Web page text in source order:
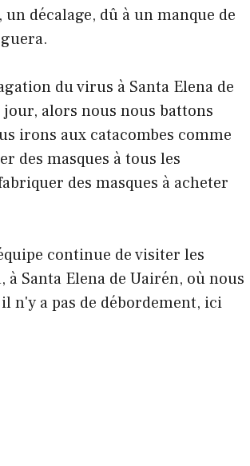
décalage, dû à un manque de
du virus à Santa Elena de
alors nous nous battons
irons aux catacombes comme
des masques à tous les
des masques à acheter
continue de visiter les
Santa Elena de Uairén, où nous
n'y a pas de débordement, ici